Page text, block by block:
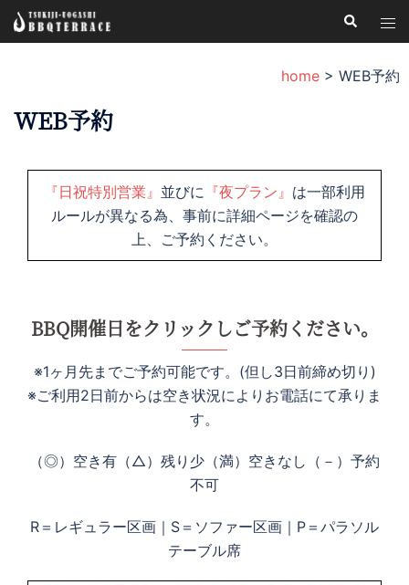
検
索
ト
グ
ル
home > WEB予約
WEB予約
『日祝特別営業』 並びに 『夜プラン』 は一部利用
ルールが異なる為、事前に詳細ページを確認の
上、ご予約ください。
BBQ開催日をクリックしご予約ください。
※1ヶ月先までご予約可能です。(但し3日前締め切り)
※ご利用2日前からは空き状況によりお電話にて承りま
す。
（◎）空き有（△）残り少（満）空きなし（－）予約
不可
R＝レギュラー区画｜S＝ソファー区画｜P＝パラソル
テーブル席